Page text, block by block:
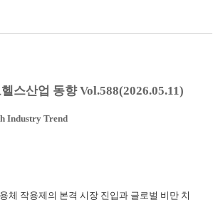
스산업 동향 Vol.588(2026.05.11)
Industry Trend
체 작용제의 본격 시장 진입과 글로벌 비만 치